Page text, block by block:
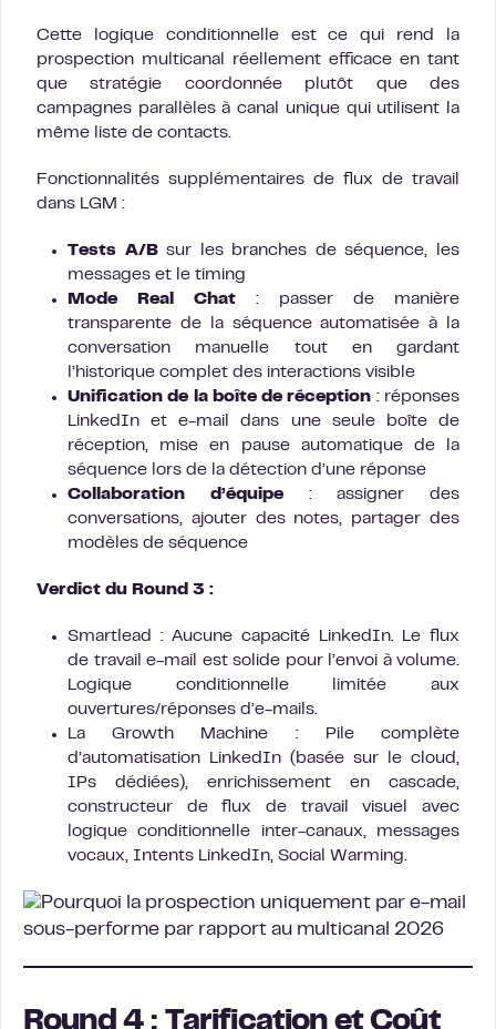
Cette logique conditionnelle est ce qui rend la
prospection multicanal réellement efficace en tant
que stratégie coordonnée plutôt que des
campagnes parallèles à canal unique qui utilisent la
même liste de contacts.
Fonctionnalités supplémentaires de flux de travail
dans LGM :
Tests A/Bsur les branches de séquence, les
messages et le timing
Mode Real Chat : passer de manière
transparente de la séquence automatisée à la
conversation manuelle tout en gardant
l’historique complet des interactions visible
Unification de la boîte de réception : réponses
LinkedIn et e-mail dans une seule boîte de
réception, mise en pause automatique de la
séquence lors de la détection d’une réponse
Collaboration d’équipe: assigner des
conversations, ajouter des notes, partager des
modèles de séquence
Verdict du Round 3 :
Smartlead : Aucune capacité LinkedIn. Le flux
de travail e-mail est solide pour l’envoi à volume.
Logique conditionnelle limitée aux
ouvertures/réponses d’e-mails.
La Growth Machine : Pile complète
d’automatisation LinkedIn (basée sur le cloud,
IPs dédiées), enrichissement en cascade,
constructeur de flux de travail visuel avec
logique conditionnelle inter-canaux, messages
vocaux, Intents LinkedIn, Social Warming.
Round 4 : Tarification et Coût